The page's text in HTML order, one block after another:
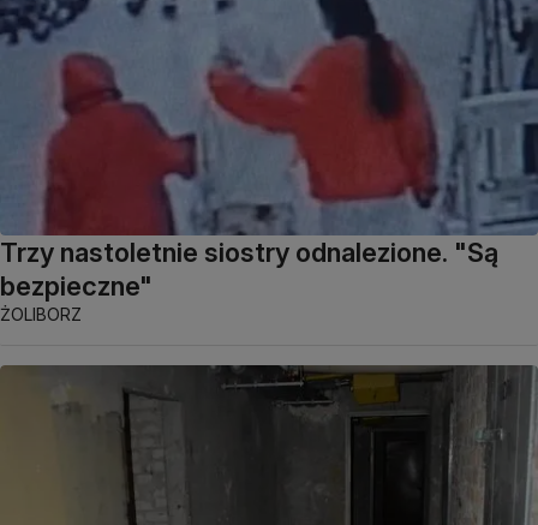
Trzy nastoletnie siostry odnalezione. "Są
bezpieczne"
ŻOLIBORZ